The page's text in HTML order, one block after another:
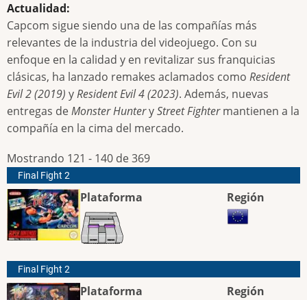
Actualidad:
Capcom sigue siendo una de las compañías más
relevantes de la industria del videojuego. Con su
enfoque en la calidad y en revitalizar sus franquicias
clásicas, ha lanzado remakes aclamados como Resident
Evil 2 (2019) yResident Evil 4 (2023). Además, nuevas
entregas deMonster HunteryStreet Fightermantienen a la
compañía en la cima del mercado.
Mostrando 121 - 140 de 369
Final Fight 2
Plataforma Región
Final Fight 2
Plataforma Región